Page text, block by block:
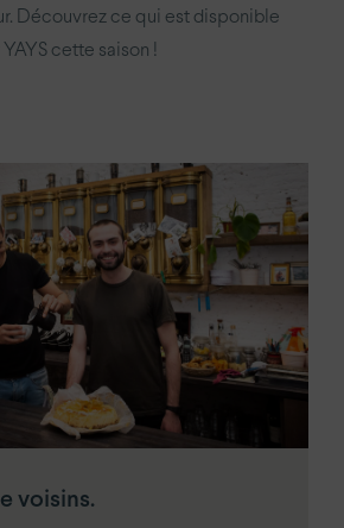
Découvrez ce qui est disponible
cette saison !
voisins.